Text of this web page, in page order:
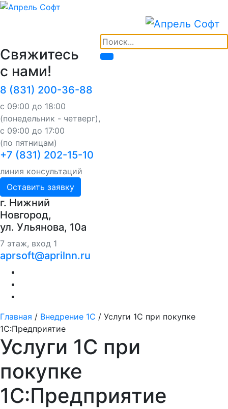
Свяжитесь
с нами!
8 (831) 200-36-88
с 09:00 до 18:00
(понедельник - четверг),
с 09:00 до 17:00
(по пятницам)
+7 (831) 202-15-10
линия консультаций
Оставить заявку
г. Нижний
Новгород,
ул. Ульянова, 10a
7 этаж, вход 1
aprsoft@aprilnn.ru
Главная / Внедрение 1С / Услуги 1С при покупке
1С:Предприятие
Услуги 1С при
покупке
1С:Предприятие